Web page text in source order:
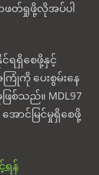
ဖတ်ရှုဖို့လိုအပ်ပါ
ရရှိစေဖို့နှင့်
ကို ပေးစွမ်းနေ
စ်သည်။ MDL97
အောင်မြင်မှုရှိစေဖို့